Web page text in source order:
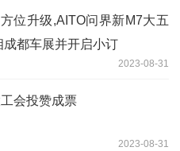
位升级,AITO问界新M7大五
成都车展并开启小订
2023-08-31
会投赞成票
2023-08-31